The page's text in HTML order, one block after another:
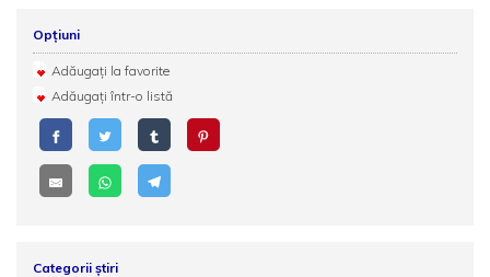
Opțiuni
Adăugați la favorite
Adăugați într-o listă
Categorii știri